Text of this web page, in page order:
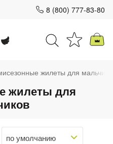
8 (800) 777-83-80
жилеты для
жилеты для